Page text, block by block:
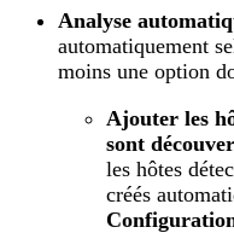
Analyse
automatiquement
moins une option
Ajouter les
sont
les hôtes
créés